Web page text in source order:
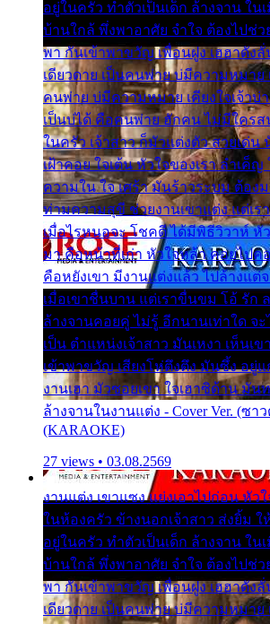
อยู่ในครัว ทำตัวเป็นเด็ก ล้างจาน ใน
บ้านใกล้ พึ่งพาอาศัย จำใจ ต้องไปช่ว
พา กันเข้าพาขวัญ เพื่อนฝูง เฮฮาดังลั่
เดียวดาย เป็นคนพ่าย บ่มีความหมาย
คนพ่าย บ่มีความหมาย เคียงใจเจ้าบ่า
เป็นบ่ได้ คือคนพ่าย ฮักคน ไม่มีใครส
ในครัว เจ้าสาว ก็มัวแต่งตัว สวยเด่น
เฝ้าคอย ใจเต้น หัวใจของเรา ลำเค็
ความใน ใจ เศร้า มันร้าวระบม ต้อง
ท่ามความสุขี ช่วยงานเขาแต่ง แต่เร
เมื่อไรหนอจะ โชคดี ได้มีพิธีวิวาห์ หั
มา คือหน้าที่เก่า หัวใจหล้า คอยไปค
คือหยังเขา มีงานแต่งแล้ว ไปล้างแต่
เมื่อเขาชื่นบาน แต่เราขื่นขม โอ้ รัก
ล้างจานคอยคู่ ไม่รู้ อีกนานเท่าใด จ
เป็น ตำแหน่งเจ้าสาว มันเหงา เห็น
เข้าพาขวัญ เสียงโห่ตึงตึง มันซึ้ง อยู่
งานเฮา มัวซอยเขา ใจเฮาซิด้าน มั
ล้างจานในงานแต่ง - Cover Ver. (ซา
(KARAOKE)
27 views • 03.08.2569
งานแต่ง เขาแซง แย่งเอาไปก่อน หั
ในห้องครัว ข้างนอกเจ้าสาว ส่งยิ้ม ใ
อยู่ในครัว ทำตัวเป็นเด็ก ล้างจาน ใน
บ้านใกล้ พึ่งพาอาศัย จำใจ ต้องไปช่ว
พา กันเข้าพาขวัญ เพื่อนฝูง เฮฮาดังลั่
เดียวดาย เป็นคนพ่าย บ่มีความหมาย